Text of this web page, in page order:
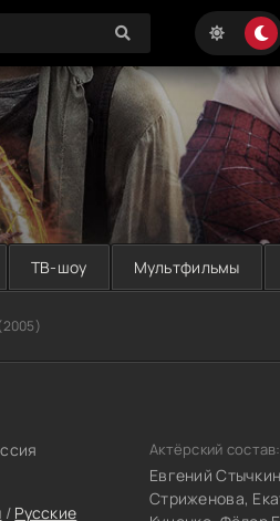
ТВ-шоу Мультфильмы
/ Русские
Актёрский состав:
Евгений
Стриженова,